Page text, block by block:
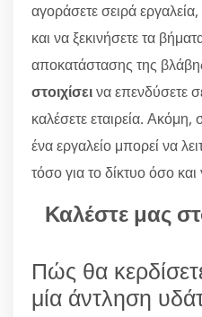
αγοράσετε σειρά
και να ξεκινήσετε τα
αποκατάστασης της
στοιχίσεινα επενδύσετε
καλέσετε εταιρεία. Ακόμη,
ένα εργαλείο μπορεί να
τόσο για το δίκτυο όσο
Καλέστε μας
Πώς θα
μία άντληση